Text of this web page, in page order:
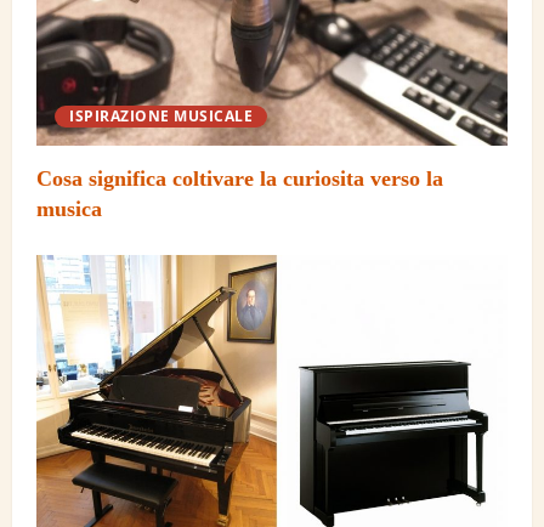
ISPIRAZIONE MUSICALE
Cosa significa coltivare la curiosita verso la
musica